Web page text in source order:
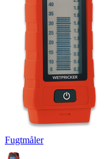
Fugtmåler